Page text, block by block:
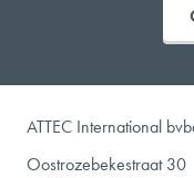
ATTEC International
Oostrozebekestraat 30